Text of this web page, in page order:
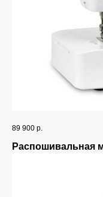
89 900 р.
Распошивальная